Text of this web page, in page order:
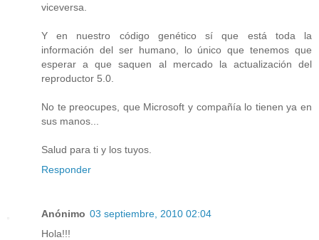
viceversa.
Y en nuestro código genético sí que está toda la
información del ser humano, lo único que tenemos que
esperar a que saquen al mercado la actualización del
reproductor 5.0.
No te preocupes, que Microsoft y compañía lo tienen ya en
sus manos...
Salud para ti y los tuyos.
Responder
Anónimo 03 septiembre, 2010 02:04
Hola!!!